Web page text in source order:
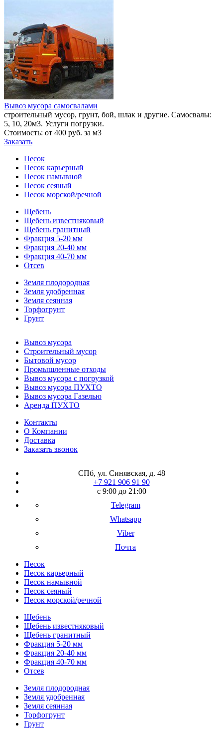
Вывоз мусора самосвалами
строительный мусор, грунт, бой, шлак и другие. Самосвалы:
5, 10, 20м3. Услуги погрузки.
Стоимость: от 400 руб. за м3
Заказать
Песок
Песок карьерный
Песок намывной
Песок сеяный
Песок морской/речной
Щебень
Щебень известняковый
Щебень гранитный
Фракция 5-20 мм
Фракция 20-40 мм
Фракция 40-70 мм
Отсев
Земля плодородная
Земля удобренная
Земля сеянная
Торфогрунт
Грунт
Вывоз мусора
Строительный мусор
Бытовой мусор
Промышленные отходы
Вывоз мусора с погрузкой
Вывоз мусора ПУХТО
Вывоз мусора Газелью
Аренда ПУХТО
Контакты
О Компании
Доставка
Заказать звонок
СПб, ул. Синявская, д. 48
+7 921 906 91 90
с 9:00 до 21:00
Telegram
Whatsapp
Viber
Почта
Песок
Песок карьерный
Песок намывной
Песок сеяный
Песок морской/речной
Щебень
Щебень известняковый
Щебень гранитный
Фракция 5-20 мм
Фракция 20-40 мм
Фракция 40-70 мм
Отсев
Земля плодородная
Земля удобренная
Земля сеянная
Торфогрунт
Грунт